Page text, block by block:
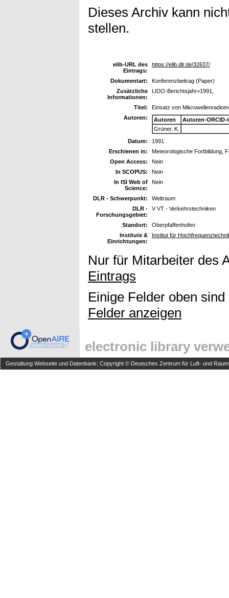
Dieses Archiv kann
stellen.
elib-URL des
Eintrags:
https://elib.dlr.de/32637/
Dokumentart:
Konferenzbeitrag (Paper)
Zusätzliche
Informationen:
LIDO-Berichtsjahr=1991,
Titel:
Einsatz von
Autoren:
Autoren
Autoren-ORCID-
Grüner, K.
Datum:
1991
Erschienen in:
Meteorologische Fortbildung,
Open Access:
Nein
In SCOPUS:
Nein
In ISI Web of
Science:
Nein
DLR - Schwerpunkt:
Weltraum
DLR -
Forschungsgebiet:
V VT - Verkehrstechniken
Standort:
Oberpfaffenhofen
Institute &
Einrichtungen:
Institut für
Nur für Mitarbeiter des
Eintrags
Einige Felder oben
Felder anzeigen
electronic library
Gestaltung Webseite und Datenbank: Copyright © Deutsches Zentrum für Luft- und